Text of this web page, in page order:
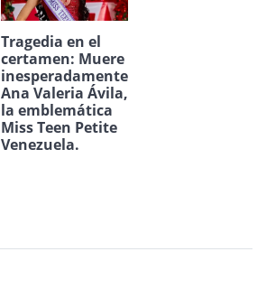
Tragedia en el
certamen: Muere
inesperadamente
Ana Valeria Ávila,
la emblemática
Miss Teen Petite
Venezuela.